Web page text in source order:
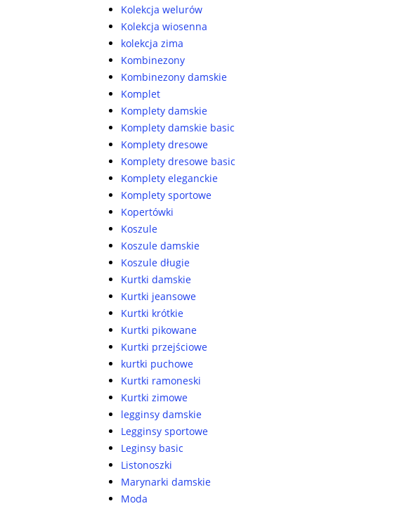
Kolekcja welurów
Kolekcja wiosenna
kolekcja zima
Kombinezony
Kombinezony damskie
Komplet
Komplety damskie
Komplety damskie basic
Komplety dresowe
Komplety dresowe basic
Komplety eleganckie
Komplety sportowe
Kopertówki
Koszule
Koszule damskie
Koszule długie
Kurtki damskie
Kurtki jeansowe
Kurtki krótkie
Kurtki pikowane
Kurtki przejściowe
kurtki puchowe
Kurtki ramoneski
Kurtki zimowe
legginsy damskie
Legginsy sportowe
Leginsy basic
Listonoszki
Marynarki damskie
Moda